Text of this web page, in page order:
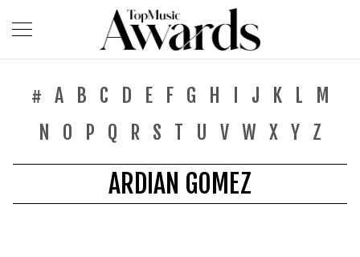
# A B C D E F G H J K L
M
N
O P Q R S T U V W X Y Z
ARDIAN GOMEZ